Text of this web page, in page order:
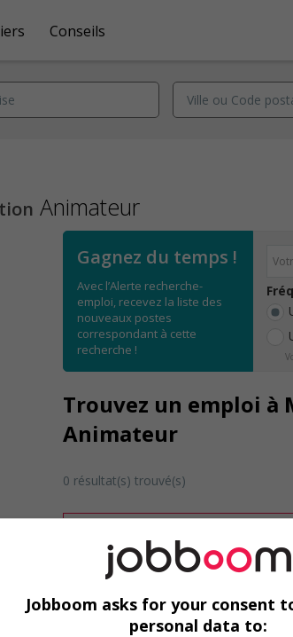
Conseils
Animateur
Gagnez du temps !
Avec l’Alerte recherche-
emploi, recevez la liste des
nouveaux postes
correspondant à cette
recherche !
Trouvez un emploi à
Animateur
0 résultat(s) trouvé(s)
Désolé, cette recherche n'a
Veuillez faire une nouvelle
Vous pouvez en tout
ou chercher un poste
inscrivantcomme
Jobboom asks for your consent
personal data to: